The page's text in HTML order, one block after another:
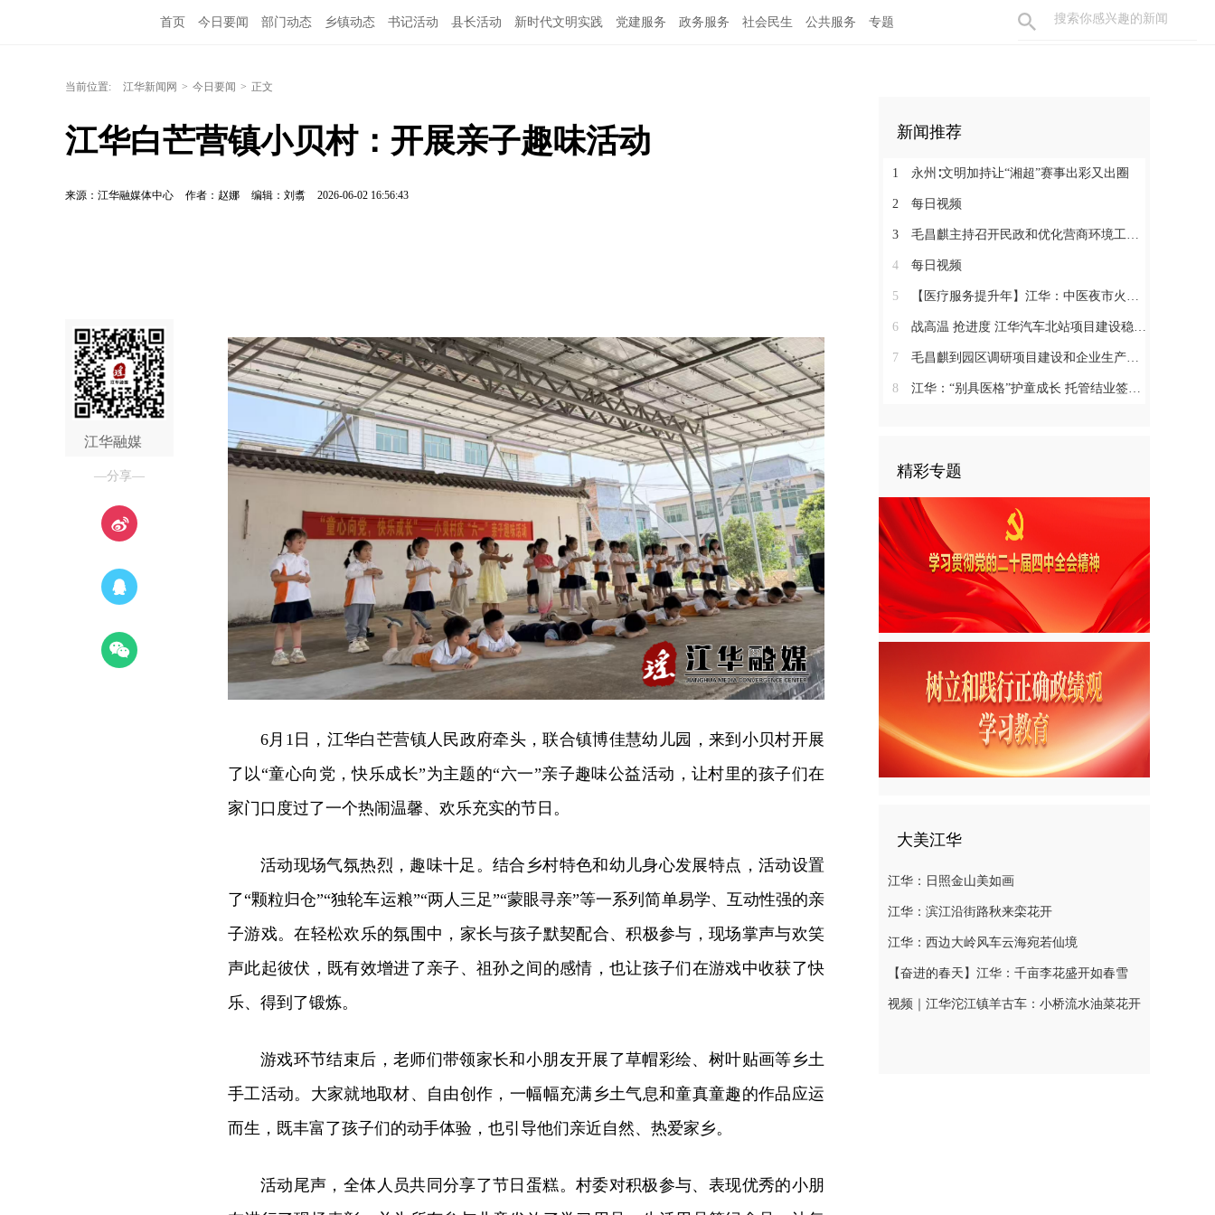
首页 今日要闻 部门动态 乡镇动态 书记活动 县长活动 新时代文明实践 党建服务 政务服务 社会民生 公共服务 专题
当前位置: 江华新闻网 > 今日要闻 > 正文
江华白芒营镇小贝村：开展亲子趣味活动
来源：江华融媒体中心 作者：赵娜 编辑：刘翥 2026-06-02 16:56:43
江华融媒
—分享—
6月1日，江华白芒营镇人民政府牵头，联合镇博佳慧幼儿园，来到小贝村开展
了以“童心向党，快乐成长”为主题的“六一”亲子趣味公益活动，让村里的孩子们在
家门口度过了一个热闹温馨、欢乐充实的节日。
活动现场气氛热烈，趣味十足。结合乡村特色和幼儿身心发展特点，活动设置
了“颗粒归仓”“独轮车运粮”“两人三足”“蒙眼寻亲”等一系列简单易学、互动性强的亲
子游戏。在轻松欢乐的氛围中，家长与孩子默契配合、积极参与，现场掌声与欢笑
声此起彼伏，既有效增进了亲子、祖孙之间的感情，也让孩子们在游戏中收获了快
乐、得到了锻炼。
游戏环节结束后，老师们带领家长和小朋友开展了草帽彩绘、树叶贴画等乡土
手工活动。大家就地取材、自由创作，一幅幅充满乡土气息和童真童趣的作品应运
而生，既丰富了孩子们的动手体验，也引导他们亲近自然、热爱家乡。
活动尾声，全体人员共同分享了节日蛋糕。村委对积极参与、表现优秀的小朋
新闻推荐
1 永州∶文明加持让“湘超”赛事出彩又出圈
2 每日视频
3 毛昌麒主持召开民政和优化营商环境工作座谈会
4 每日视频
5 【医疗服务提升年】江华：中医夜市火爆火车站
6 战高温 抢进度 江华汽车北站项目建设稳步推进
7 毛昌麒到园区调研项目建设和企业生产情况
8 江华：“别具医格”护童成长 托管结业签约同行
精彩专题
大美江华
江华：日照金山美如画
江华：滨江沿街路秋来栾花开
江华：西边大岭风车云海宛若仙境
【奋进的春天】江华：千亩李花盛开如春雪
视频｜江华沱江镇羊古车：小桥流水油菜花开